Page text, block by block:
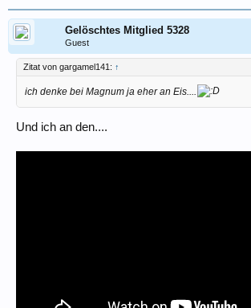
Gelöschtes Mitglied 5328
Guest
Zitat von gargamel141: ↑
ich denke bei Magnum ja eher an Eis....
Und ich an den....